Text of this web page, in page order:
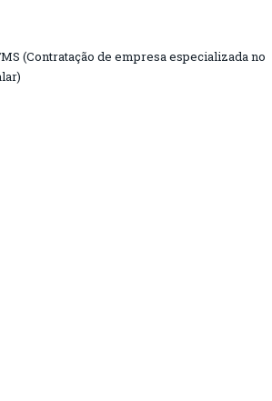
(Contratação de empresa especializada no